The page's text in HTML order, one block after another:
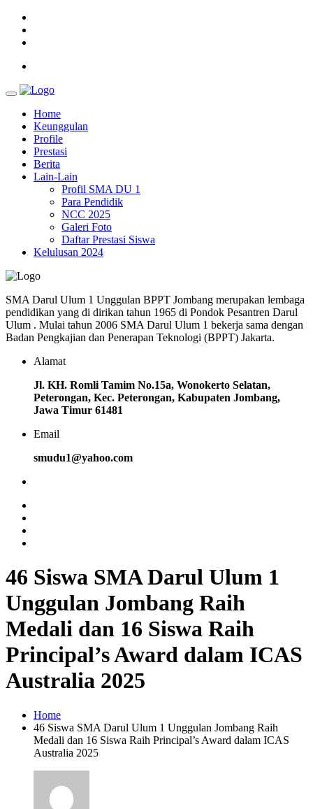
Home
Keunggulan
Profile
Prestasi
Berita
Lain-Lain
Profil SMA DU 1
Para Pendidik
NCC 2025
Galeri Foto
Daftar Prestasi Siswa
Kelulusan 2024
SMA Darul Ulum 1 Unggulan BPPT Jombang merupakan lembaga
pendidikan yang di dirikan tahun 1965 di Pondok Pesantren Darul
Ulum . Mulai tahun 2006 SMA Darul Ulum 1 bekerja sama dengan
Badan Pengkajian dan Penerapan Teknologi (BPPT) Jakarta.
Alamat
Jl. KH. Romli Tamim No.15a, Wonokerto Selatan,
Peterongan, Kec. Peterongan, Kabupaten Jombang,
Jawa Timur 61481
Email
smudu1@yahoo.com
46 Siswa SMA Darul Ulum 1
Unggulan Jombang Raih
Medali dan 16 Siswa Raih
Principal’s Award dalam ICAS
Australia 2025
Home
46 Siswa SMA Darul Ulum 1 Unggulan Jombang Raih
Medali dan 16 Siswa Raih Principal’s Award dalam ICAS
Australia 2025